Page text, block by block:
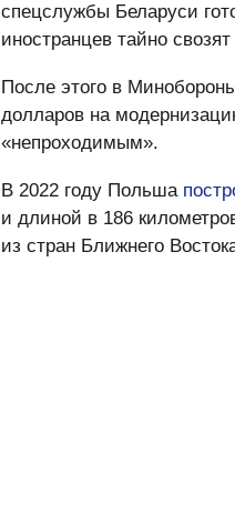
спецслужбы Беларуси
иностранцев тайно
После этого в
долларов на
«непроходимым».
В 2022 году Польша
и длиной в 186
из стран Ближнего